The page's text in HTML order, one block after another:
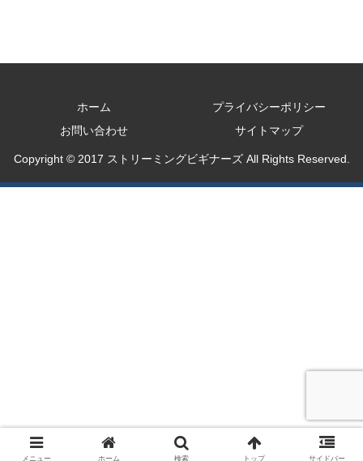
ホーム
プライバシーポリシー
お問い合わせ
サイトマップ
Copyright © 2017 ストリーミングビギナーズ All Rights Reserved.
メニュー ホーム 検索 トップ サイドバー